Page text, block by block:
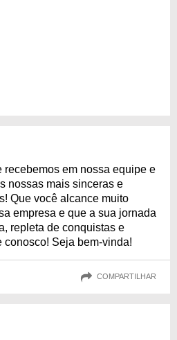
recebemos em nossa equipe e
nossas mais sinceras e
Que você alcance muito
empresa e que a sua jornada
repleta de conquistas e
conosco! Seja bem-vinda!
COMPARTILHAR